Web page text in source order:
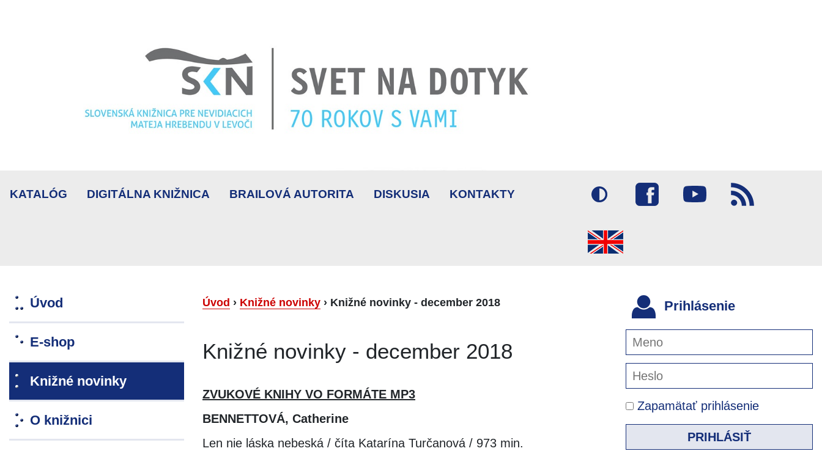
KATALÓG DIGITÁLNA KNIŽNICA BRAILOVÁ AUTORITA DISKUSIA KONTAKTY
Úvod
E-shop
Knižné novinky
O knižnici
Úvod › Knižné novinky › Knižné novinky - december 2018
Knižné novinky - december 2018
ZVUKOVÉ KNIHY VO FORMÁTE MP3
BENNETTOVÁ, Catherine
Len nie láska nebeská / číta Katarína Turčanová / 973 min.
Prihlásenie
Zapamätať prihlásenie
PRIHLÁSIŤ